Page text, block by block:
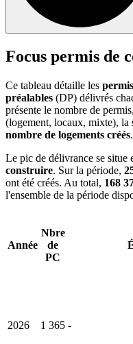
Focus permis de
Ce tableau détaille les
préalables (DP) délivrés
présente le nombre de
(logement, locaux, mixte), la
nombre de logements créés.
Le pic de délivrance se situe
construire. Sur la période,
ont été créés. Au total, 168
l'ensemble de la période
Année
Nbre
de
PC
2026 1 365 -